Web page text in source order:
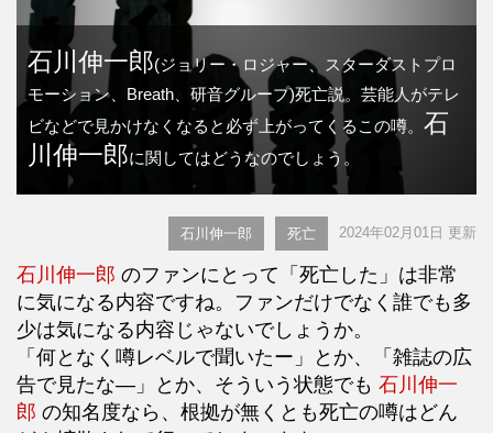
石川伸一郎(ジョリー・ロジャー、スターダストプロ
モーション、Breath、研音グループ)死亡説。芸能人がテレ
ビなどで見かけなくなると必ず上がってくるこの噂。 石
川伸一郎に関してはどうなのでしょう。
石川伸一郎 死亡 2024年02月01日 更新
石川伸一郎 のファンにとって「死亡した」は非常
に気になる内容ですね。ファンだけでなく誰でも多
少は気になる内容じゃないでしょうか。
「何となく噂レベルで聞いたー」とか、「雑誌の広
告で見たな―」とか、そういう状態でも 石川伸一
郎 の知名度なら、根拠が無くとも死亡の噂はどん